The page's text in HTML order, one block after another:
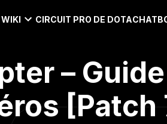
WIKI CIRCUIT PRO DE DOTA
–
[Patch